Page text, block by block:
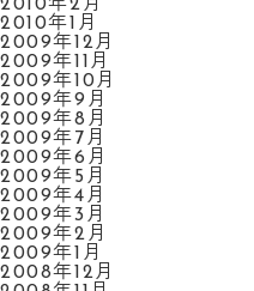
2010年2月
2010年1月
2009年12月
2009年11月
2009年10月
2009年9月
2009年8月
2009年7月
2009年6月
2009年5月
2009年4月
2009年3月
2009年2月
2009年1月
2008年12月